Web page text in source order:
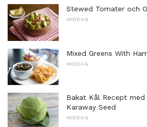
Stewed Tomater och
MIDDAG
Mixed Greens With
MIDDAG
Bakat Kål Recept
Karaway Seed
MIDDAG